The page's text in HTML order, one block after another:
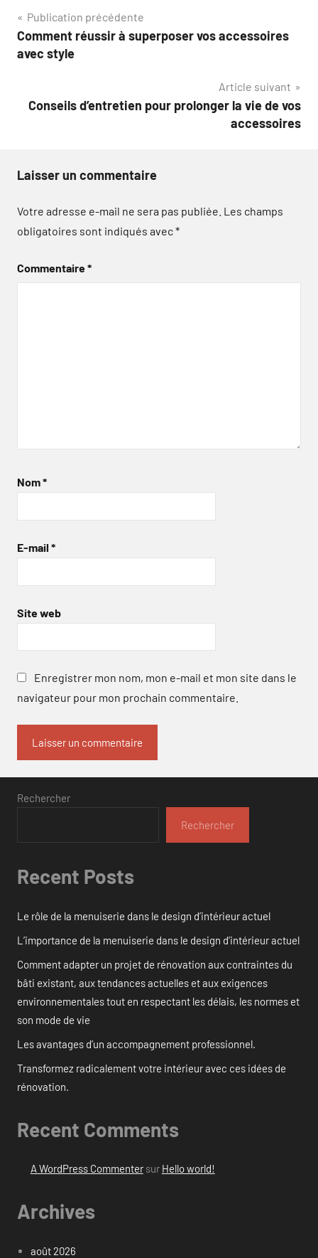
Navigation
de
Publication précédente
Comment réussir à superposer vos accessoires
avec style
Article suivant
Conseils d’entretien pour prolonger la vie de vos
accessoires
Laisser un commentaire
Votre adresse e-mail ne sera pas publiée. Les champs
obligatoires sont indiqués avec*
Commentaire*
Nom*
E-mail *
Site web
Enregistrer mon nom, mon e-mail et mon site dans le
navigateur pour mon prochain commentaire.
Rechercher
Rechercher
Recent Posts
Le rôle de la menuiserie dans le design d’intérieur actuel
L’importance de la menuiserie dans le design d’intérieur actuel
Comment adapter un projet de rénovation aux contraintes du
bâti existant, aux tendances actuelles et aux exigences
environnementales tout en respectant les délais, les normes et
son mode de vie
Les avantages d’un accompagnement professionnel.
Transformez radicalement votre intérieur avec ces idées de
rénovation.
Recent Comments
A WordPress Commentersur Hello world!
Archives
août 2026